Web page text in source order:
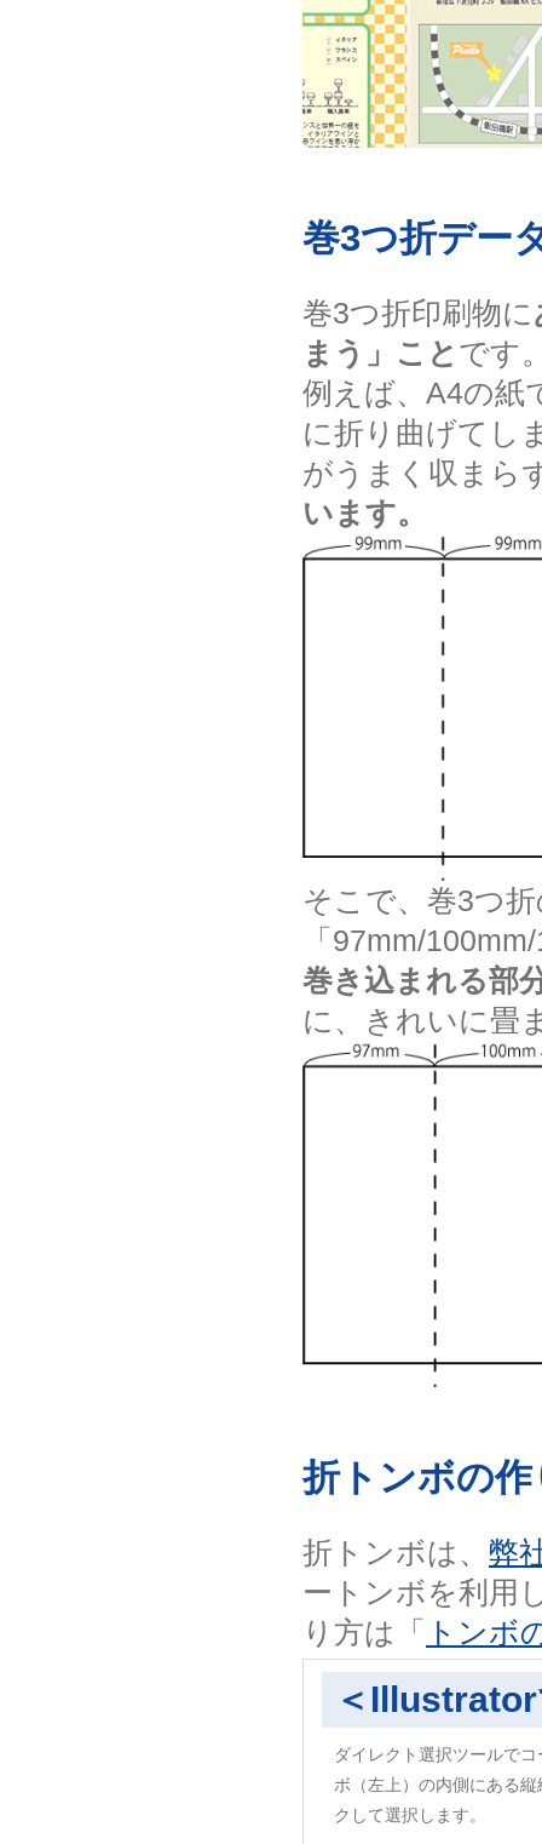
巻3つ折デー
巻3つ折印刷物に
まう」こと です
例えば、A4の紙
に折り曲げてし
がうまく収まら
います。
そこで、巻3つ
「97mm/
巻き込まれる部
に、きれいに畳
折トンボの作
折トンボは、 弊
ートンボを利用
り方は「 トンボ
＜
ダイレクト選択ツールで
ボ（左上）の内側にある
クして選択します。